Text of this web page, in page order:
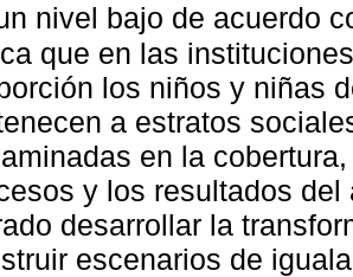
nivel bajo de acuerdo
que en las
los niños y niñas
a estratos
en la
y los resultados
desarrollar la
escenarios de